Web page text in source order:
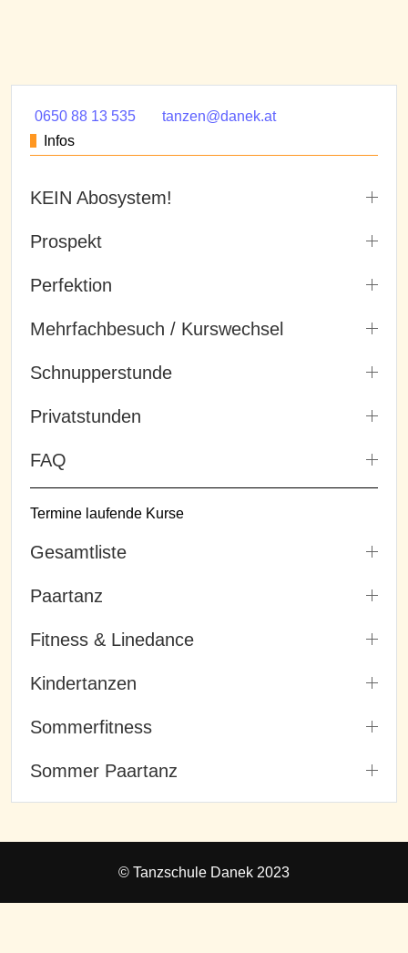
0650 88 13 535
tanzen@danek.at
Infos
KEIN Abosystem!
Prospekt
Perfektion
Mehrfachbesuch / Kurswechsel
Schnupperstunde
Privatstunden
FAQ
Termine laufende Kurse
Gesamtliste
Paartanz
Fitness & Linedance
Kindertanzen
Sommerfitness
Sommer Paartanz
© Tanzschule Danek 2023